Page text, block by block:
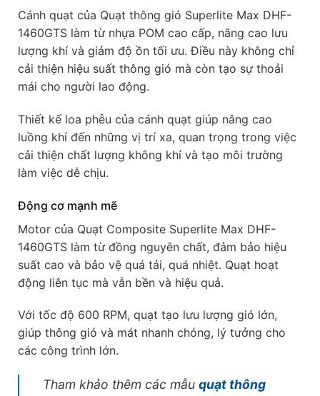
Cánh quạt của Quạt thông gió Superlite Max DHF-
1460GTS làm từ nhựa POM cao cấp, nâng cao lưu
lượng khí và giảm độ ồn tối ưu. Điều này không chỉ
cải thiện hiệu suất thông gió mà còn tạo sự thoải
mái cho người lao động.
Thiết kế loa phễu của cánh quạt giúp nâng cao
luồng khí đến những vị trí xa, quan trọng trong việc
cải thiện chất lượng không khí và tạo môi trường
làm việc dễ chịu.
Động cơ mạnh mẽ
Motor của Quạt Composite Superlite Max DHF-
1460GTS làm từ đồng nguyên chất, đảm bảo hiệu
suất cao và bảo vệ quá tải, quá nhiệt. Quạt hoạt
động liên tục mà vẫn bền và hiệu quả.
Với tốc độ 600 RPM, quạt tạo lưu lượng gió lớn,
giúp thông gió và mát nhanh chóng, lý tưởng cho
các công trình lớn.
Tham khảo thêm các mẫu quạt thông